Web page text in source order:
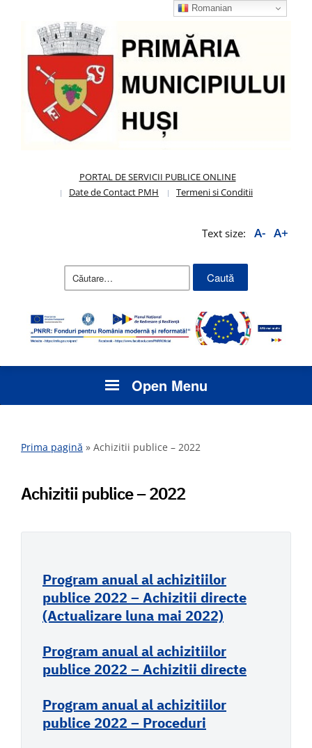
PORTAL DE SERVICII PUBLICE ONLINE
Date de Contact PMH
Termeni si Conditii
Text size: A- A+
Caută
Open Menu
Prima pagină » Achizitii publice – 2022
Achizitii publice – 2022
Program anual al achizitiilor
publice 2022 – Achizitii directe
(Actualizare luna mai 2022)
Program anual al achizitiilor
publice 2022 – Achizitii directe
Program anual al achizitiilor
publice 2022 – Proceduri
Romanian